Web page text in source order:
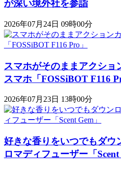
が深い境外社を参詣
2026年07月24日 09時00分
スマホがそのままアクショ
スマホ「FOSSiBOT F116
2026年07月23日 13時00分
好きな香りをいつでもダウ
ロマディフューザー「Scent